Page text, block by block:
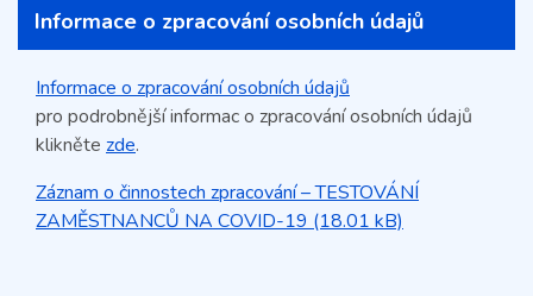
Informace o zpracování osobních údajů
Informace o zpracování osobních údajů
pro podrobnější informac o zpracování osobních údajů
klikněte zde.
Záznam o činnostech zpracování – TESTOVÁNÍ
ZAMĚSTNANCŮ NA COVID-19 (18.01 kB)